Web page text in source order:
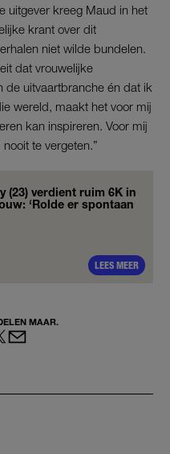
uitgever kreeg Maud in het
krant over dit
niet wilde bundelen.
dat vrouwelijke
de uitvaartbranche én dat ik
wereld, maakt het voor mij
kan inspireren. Voor mij
te vergeten.”
(23) verdient ruim 6K in
‘Rolde er spontaan
LEES MEER
MAAR.